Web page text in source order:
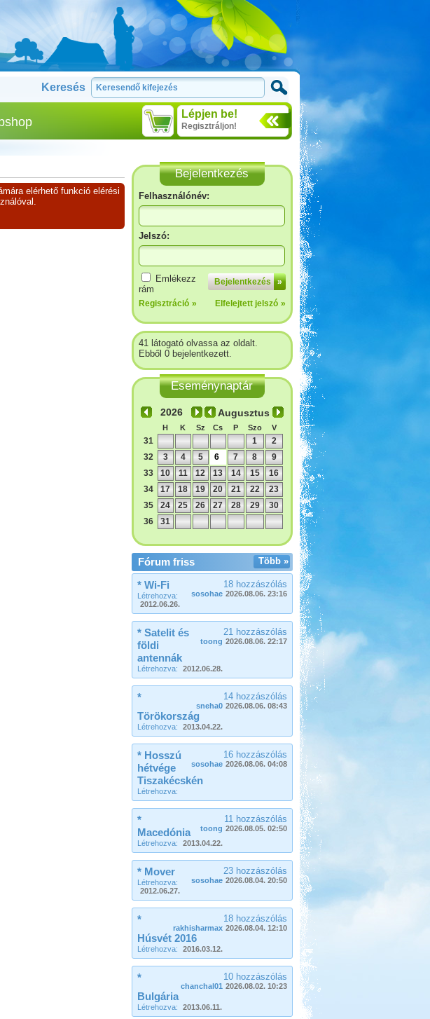
Keresés
Lépjen be!
Regisztráljon!
elérhető funkció elérési
Bejelentkezés
Felhasználónév:
Jelszó:
Bejelentkezés »
Emlékezz
rám
Regisztráció » Elfelejtett jelszó »
41 látogató olvassa az oldalt.
Ebből 0 bejelentkezett.
Eseménynaptár
Augusztus
H K Sz Cs P Szo V
31 1
2
32
3 4 5 6 7 8
9
33
10 11 12 13 14 15
16
34
17 18 19 20 21 22
23
35
24 25 26 27 28 29
30
36
31
Több »
Fórum friss
18 hozzászólás
sosohae 2026.08.06. 23:16
* Wi-Fi
Létrehozva:
2012.06.26.
21 hozzászólás
toong 2026.08.06. 22:17
* Satelit és
földi
antennák
Létrehozva: 2012.06.28.
14 hozzászólás
sneha0 2026.08.06. 08:43
*
Törökország
Létrehozva: 2013.04.22.
16 hozzászólás
sosohae 2026.08.06. 04:08
* Hosszú
hétvége
Tiszakécskén
Létrehozva:
11 hozzászólás
toong 2026.08.05. 02:50
*
Macedónia
Létrehozva: 2013.04.22.
23 hozzászólás
sosohae 2026.08.04. 20:50
* Mover
Létrehozva:
2012.06.27.
18 hozzászólás
rakhisharmax 2026.08.04. 12:10
*
Húsvét 2016
Létrehozva: 2016.03.12.
10 hozzászólás
chanchal01 2026.08.02. 10:23
*
Bulgária
Létrehozva: 2013.06.11.